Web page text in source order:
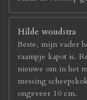
Hilde woudstra
Beste, mijn vader
raampje kapot is.
nieuwe om in het
messing
ongeveer 10 cm.